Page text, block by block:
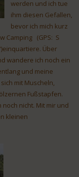
werden und ich tue
ihm diesen Gefallen,
bevor ich mich kurz
Camping (GPS: S
Über
wandere ich noch ein
und meine
mit Muscheln,
Fußstapfen.
nicht. Mit mir und
kleinen